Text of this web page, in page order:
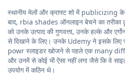
स्थानीय मेलों और क्राफ्ट शो में publicizing
बाद, rbia shades ऑनलाइन बेचने का
को उनके उत्पाद की गुणवत्ता, उनके हल्के और
से दिखाने के लिए। उनके Udemy ने इसके लिए
powr स्लाइडर खोजने से पहले एक many
और उनमें से कोई भी ऐसा नहीं लगा जैसे कि वे
उपयोग में कठिन थे।